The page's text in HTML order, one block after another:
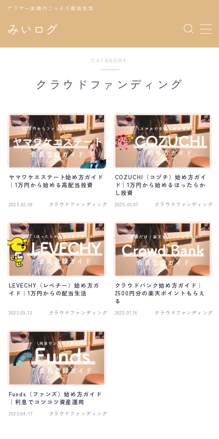
みいログ
アラサー主婦のこっそり配当生活
MENU
クラウドファンディング
株式投資
投資の勉強
CATEGORY
クラウドファンディング
ヤマワケエステート始め方ガイド
｜1万円から始める高配当投資
2025.02.08 クラウドファンディング
COZUCHI（コヅチ）始め方ガイ
ド｜1万円から始めるほったらか
し投資
2025.02.07 クラウドファンディング
LEVECHY（レベチー）始め方ガ
イド｜1万円からの配当生活
2023.09.13 クラウドファンディング
クラウドバンク始め方ガイド｜
2500円分の楽天ポイントもらえ
る
2023.07.16 クラウドファンディング
Funds（ファンズ）始め方ガイド
｜利息でコツコツ資産運用
2023.04.17 クラウドファンディング